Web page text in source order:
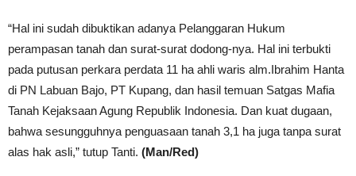
“Hal ini sudah dibuktikan adanya Pelanggaran Hukum
perampasan tanah dan surat-surat dodong-nya. Hal ini terbukti
pada putusan perkara perdata 11 ha ahli waris alm.Ibrahim Hanta
di PN Labuan Bajo, PT Kupang, dan hasil temuan Satgas Mafia
Tanah Kejaksaan Agung Republik Indonesia. Dan kuat dugaan,
bahwa sesungguhnya penguasaan tanah 3,1 ha juga tanpa surat
alas hak asli,” tutup Tanti. (Man/Red)